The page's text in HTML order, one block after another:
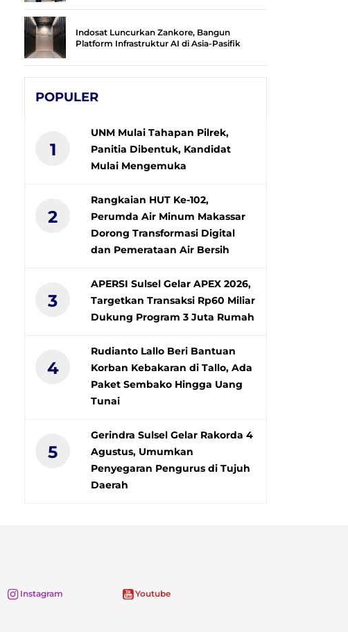
Indosat Luncurkan Zankore, Bangun
Platform Infrastruktur AI di Asia-Pasifik
POPULER
1
UNM Mulai Tahapan Pilrek,
Panitia Dibentuk, Kandidat
Mulai Mengemuka
2
Rangkaian HUT Ke-102,
Perumda Air Minum Makassar
Dorong Transformasi Digital
dan Pemerataan Air Bersih
3
APERSI Sulsel Gelar APEX 2026,
Targetkan Transaksi Rp60 Miliar
Dukung Program 3 Juta Rumah
4
Rudianto Lallo Beri Bantuan
Korban Kebakaran di Tallo, Ada
Paket Sembako Hingga Uang
Tunai
5
Gerindra Sulsel Gelar Rakorda 4
Agustus, Umumkan
Penyegaran Pengurus di Tujuh
Daerah
Instagram Youtube